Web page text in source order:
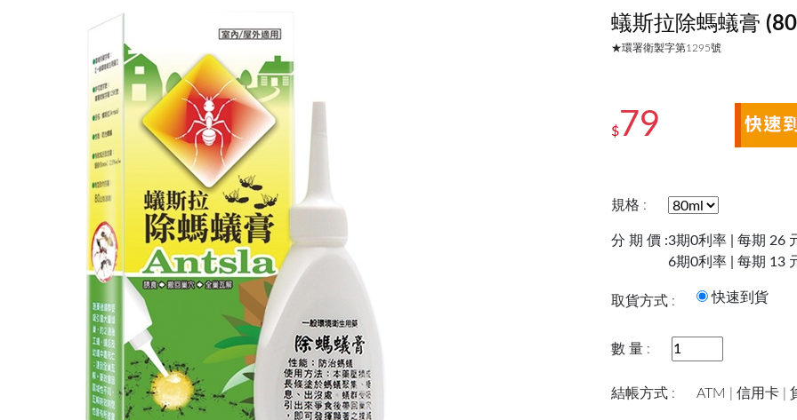
蟻斯拉除螞蟻膏
★環署衛製字第1295號
$ 79
規格 :
分 期 價 :3期0利率 | 每期 26
6期0利率 | 每期 13
取貨方式 : 快速到
數 量 :
結帳方式 : ATM | 信用卡 |